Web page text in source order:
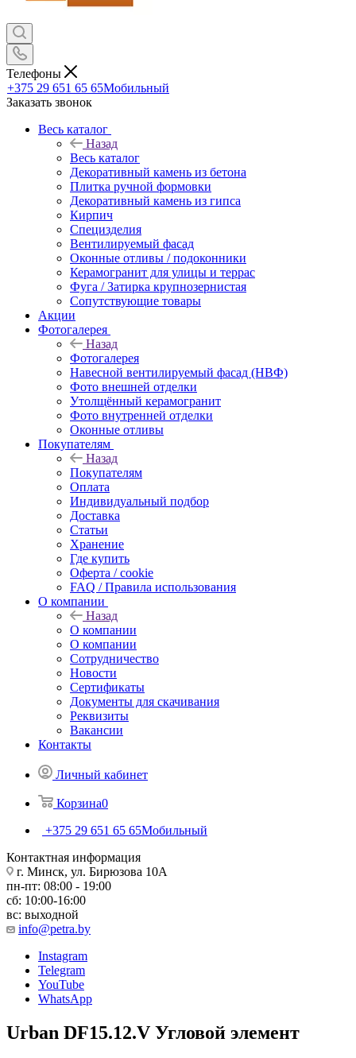
Телефоны
+375 29 651 65 65Мобильный
Заказать звонок
Весь каталог
Назад
Весь каталог
Декоративный камень из бетона
Плитка ручной формовки
Декоративный камень из гипса
Кирпич
Специзделия
Вентилируемый фасад
Оконные отливы / подоконники
Керамогранит для улицы и террас
Фуга / Затирка крупнозернистая
Сопутствующие товары
Акции
Фотогалерея
Назад
Фотогалерея
Навесной вентилируемый фасад (НВФ)
Фото внешней отделки
Утолщённый керамогранит
Фото внутренней отделки
Оконные отливы
Покупателям
Назад
Покупателям
Оплата
Индивидуальный подбор
Доставка
Статьи
Хранение
Где купить
Оферта / cookie
FAQ / Правила использования
О компании
Назад
О компании
О компании
Сотрудничество
Новости
Сертификаты
Документы для скачивания
Реквизиты
Вакансии
Контакты
Личный кабинет
Корзина0
+375 29 651 65 65Мобильный
Контактная информация
г. Минск, ул. Бирюзова 10А
пн-пт: 08:00 - 19:00
сб: 10:00-16:00
вс: выходной
info@petra.by
Instagram
Telegram
YouTube
WhatsApp
Urban DF15.12.V Угловой элемент